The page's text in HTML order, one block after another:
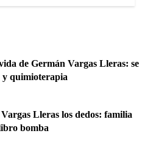
de Germán Vargas Lleras: se
y quimioterapia
Lleras los dedos: familia
bomba